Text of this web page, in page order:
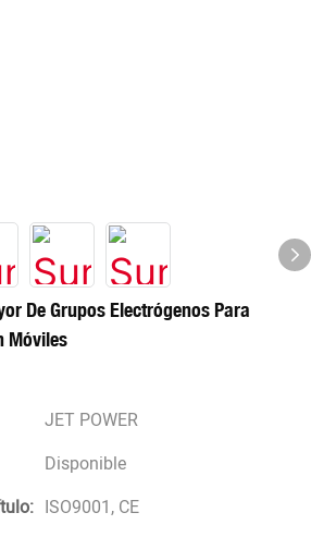
De Grupos Electrógenos Para
Móviles
JET POWER
Disponible
ISO9001, CE